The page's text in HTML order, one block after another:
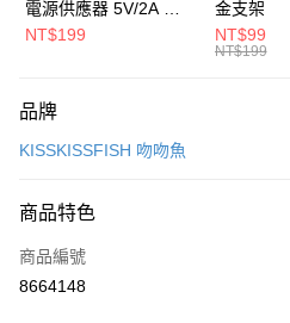
聯邦商業銀行
元大商業銀行
台灣樂天信用卡公司
臺灣中小企業銀行
匯豐（台灣）商業銀行
玉山商業銀行
台灣樂天信用卡公司
悠遊付
相關說明
1.本服務由台灣大哥大提供，台灣大哥大
2.付款方式選擇「大哥付你分期」，訂單
ATM付款
貨到付款
電源供應器 5V/2A 充
電頭 (適用閱讀器、小
NT$199
金支架
NT$99
NT$199
品牌
KISSKISSFISH 吻吻魚
商品特色
商品編號
8664148